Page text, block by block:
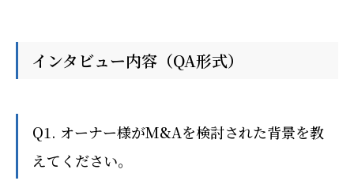
インタビュー内容（QA形式）
Q1. オーナー様がM&Aを検討された背景を教
えてください。